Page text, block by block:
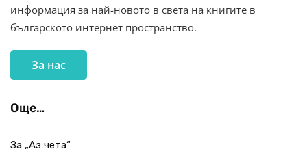
информация за най-новото в света на книгите в
българското интернет пространство.
За нас
Още…
За „Аз чета“